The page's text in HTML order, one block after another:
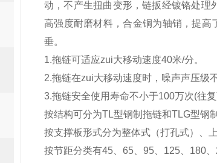
动，不产生扭曲变形，链扳经镀铬处理
高强度耐磨材料，合金铜为轴销，提
垂。
1.拖链可适应zui大移动速度40米/分。
2.拖链在zui大移动速度时，噪声声压级
3.拖链安全使用寿命不小于100万次(往复)
按结构可分为TL型钢制拖链和TLG型钢
按支撑板形式分为整体式（打孔式）、
按节距分类有45、65、95、125、180